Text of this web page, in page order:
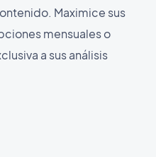
Maximice sus
mensuales o
a sus análisis